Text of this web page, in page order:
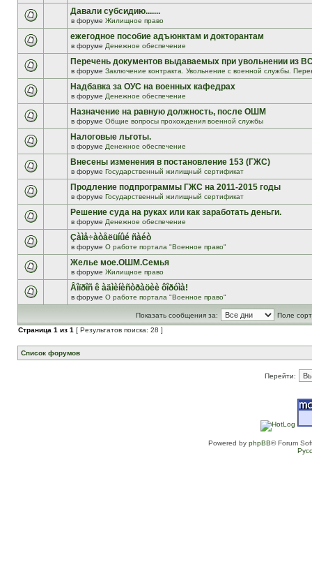
Давали субсидию.......
в форуме Жилищное право
ежегодное пособие адъюнктам и докторантам
в форуме Денежное обеспечение
Перечень документов выдаваемых при увольнении из
в форуме Заключение контракта. Увольнение с военной службы.
Надбавка за ОУС на военных кафедрах
в форуме Денежное обеспечение
Назначение на равную должность, после ОШМ
в форуме Общие вопросы прохождения военной службы
Налоговые льготы.
в форуме Денежное обеспечение
Внесены изменения в постановление 153 (ГЖС)
в форуме Государственный жилищный сертификат
Продление подпрограммы ГЖС на 2011-2015 годы
в форуме Государственный жилищный сертификат
Решение суда на руках или как заработать деньги.
в форуме Денежное обеспечение
Çàìå÷àòåëüíûé ñàéò
в форуме О работе портала "Военное право"
Желье мое.ОШМ.Семья
в форуме Жилищное право
Âîïðîñ ê àäìèíèñòðàöèè ôîðóìà!
в форуме О работе портала "Военное право"
Показать сообщения за:
Поле
Страница 1 из 1 [ Результатов поиска: 28 ]
Список форумов
Перейти:
Powered by phpBB® Forum